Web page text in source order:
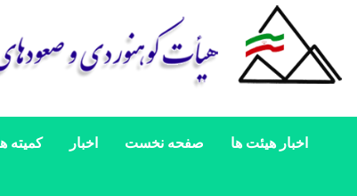
اخبار هیئت ها صفحه نخست اخبار کمیته